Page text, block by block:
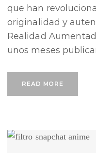
que han
originalidad y
Realidad
unos meses
READ MORE